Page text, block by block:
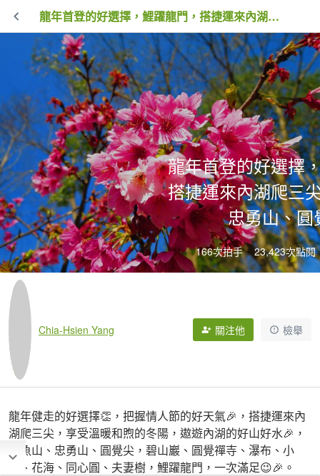
龍年首登的好選擇，鯉躍龍門，搭捷運來內湖爬三尖，鯉魚山、忠勇山、圓覺尖
龍年首登的好選擇
搭捷運來內湖爬三
忠勇山、圓
166次拍手 23,423次點閱
Chia-Hsien Yang 關注他 檢舉
龍年健走的好選擇👏，把握情人節的好天氣🎉，搭捷運來內
湖爬三尖，享受溫暖和煦的冬陽，遨遊內湖的好山好水🎉，
鯉魚山、忠勇山、圓覺尖，碧山巖、圓覺禪寺、瀑布、小
溪、花海、同心圓、夫妻樹，鯉躍龍門，一次滿足😉🎉。